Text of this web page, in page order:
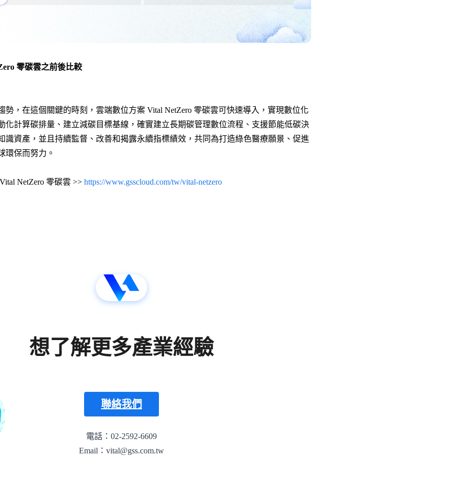
零碳雲之前後比較
勢，在這個關鍵的時刻，雲端數位方案 Vital NetZero 零碳雲可快速導入，實現數位化
化計算碳排量、建立減碳目標基線，確實建立長期碳管理數位流程、支援節能低碳決
識資產，並且持續監督、改善和揭露永續指標績效，共同為打造綠色醫療願景、促進
環保而努力。
NetZero 零碳雲 >> https://www.gsscloud.com/tw/vital-netzero
想了解更多產業經驗
聯絡我們
電話：02-2592-6609
Email：vital@gss.com.tw